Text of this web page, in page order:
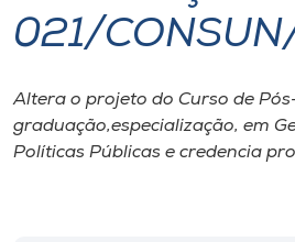
I.nova
Diplomados
021/
Altera o projeto do Curso de
graduação,especialização, em
Políticas Públicas e credencia